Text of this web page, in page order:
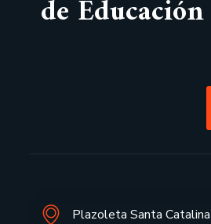
de
Plazoleta Santa